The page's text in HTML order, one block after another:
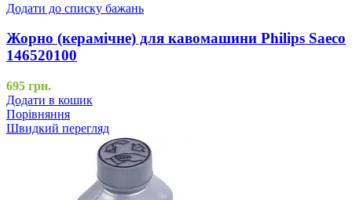
Додати до списку бажань
Жорно (керамічне) для кавомашини Philips Saeco
146520100
695 грн.
Додати в кошик
Порівняння
Швидкий перегляд